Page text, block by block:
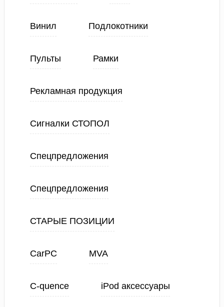
Винил Подлокотники
Пульты Рамки
Рекламная продукция
Сигналки СТОПОЛ
Спецпредложения
Спецпредложения
СТАРЫЕ ПОЗИЦИИ
CarPC MVA
C-quence iPod аксессуары